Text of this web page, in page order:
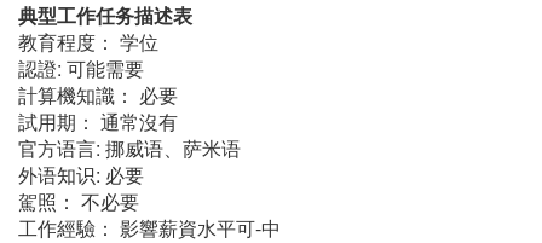
典型工作任务描述表
教育程度： 学位
認證: 可能需要
計算機知識： 必要
試用期： 通常沒有
官方语言: 挪威语、萨米语
外语知识: 必要
駕照： 不必要
工作經驗： 影響薪資水平可-中